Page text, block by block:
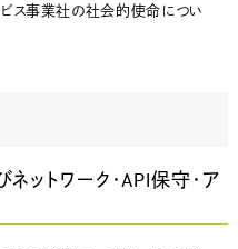
ビス事業社の社会的使命につい
ットワーク・API保守・ア